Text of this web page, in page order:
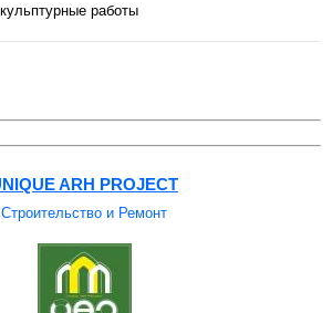
работы
ARH PROJECT
Строительство и Ремонт